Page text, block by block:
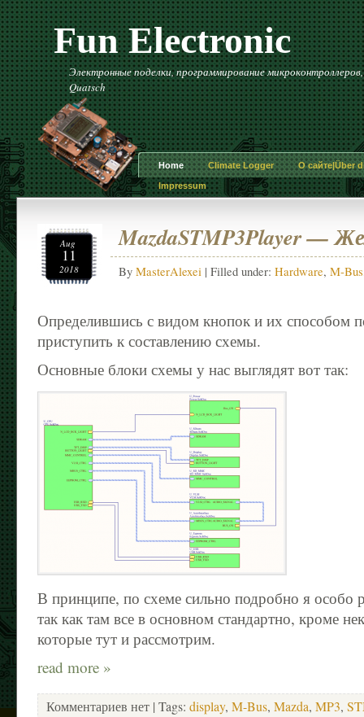
Fun Electronic
Электронные поделки, программирование
Quatsch
Home Climate Logger О сайте|Über
Impressum
Aug
11
2018
MazdaSTMP3Player —
By MasterAlexei | Filled under: Hardware, M-Bus
Определившись с видом кнопок и их способом
приступить к составлению схемы.
Основные блоки схемы у нас выглядят вот так:
В принципе, по схеме сильно подробно я особо
так как там все в основном стандартно, кроме
которые тут и рассмотрим.
read more »
Комментариев нет | Tags: display, M-Bus, Mazda, MP3,